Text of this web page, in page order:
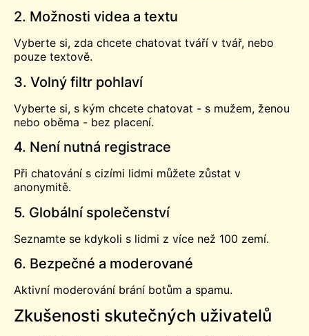
2. Možnosti videa a textu
Vyberte si, zda chcete chatovat tváří v tvář, nebo
pouze textově.
3. Volný filtr pohlaví
Vyberte si, s kým chcete chatovat - s mužem, ženou
nebo oběma - bez placení.
4. Není nutná registrace
Při chatování s cizími lidmi můžete zůstat v
anonymitě.
5. Globální společenství
Seznamte se kdykoli s lidmi z více než 100 zemí.
6. Bezpečné a moderované
Aktivní moderování brání botům a spamu.
Zkušenosti skutečných uživatelů